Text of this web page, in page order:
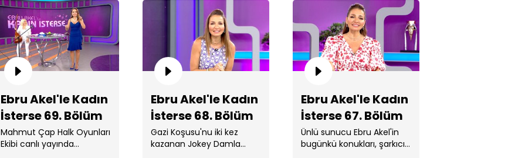
Ebru Akel'le Kadın İsterse 66.
Bölüm
Ebru Akel'le Kadın
İsterse 69. Bölüm
Mahmut Çap Halk Oyunları
Ekibi canlı yayında
Ebru Akel'le Kadın
İsterse 68. Bölüm
Gazi Koşusu'nu iki kez
kazanan Jokey Damla
Ebru Akel'le Kadın
İsterse 67. Bölüm
Ünlü sunucu Ebru Akel'in
bugünkü konukları, şarkıcı